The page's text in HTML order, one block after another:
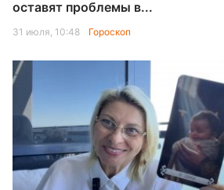
оставят проблемы в...
31 июля, 10:48 Гороскоп